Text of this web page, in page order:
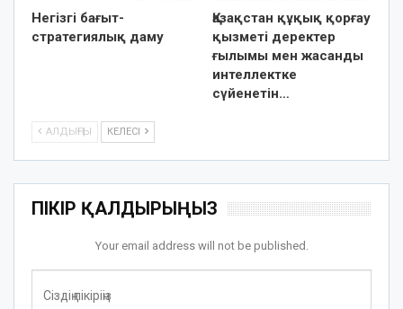
Негізгі бағыт-
стратегиялық даму
Қазақстан құқық қорғау
қызметі деректер
ғылымы мен жасанды
интеллектке
сүйенетін…
АЛДЫҢҒЫ КЕЛЕСІ
ПІКІР ҚАЛДЫРЫҢЫЗ
Your email address will not be published.